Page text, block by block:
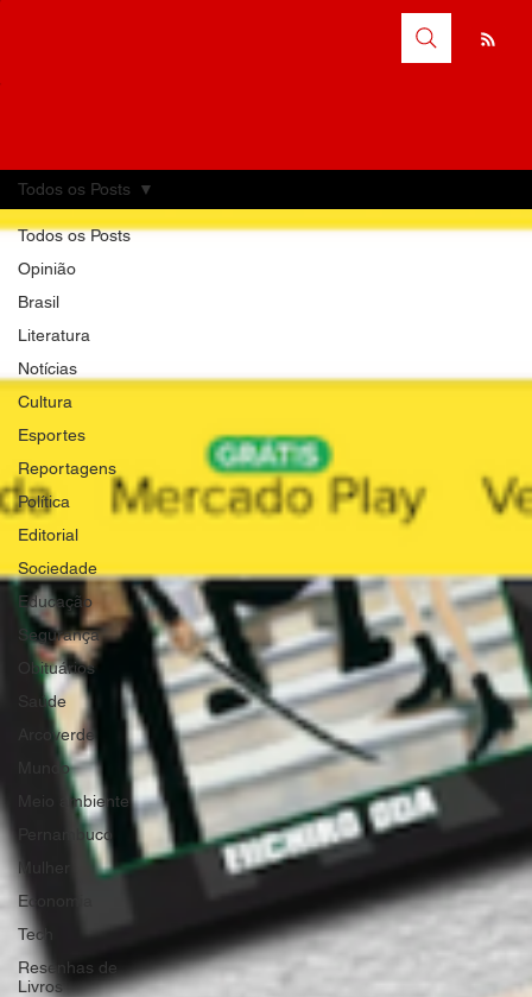
Todos os Posts
Opinião
Brasil
Literatura
Notícias
Cultura
Esportes
Reportagens
Política
Editorial
Sociedade
Educação
Segurança
Obituários
Saúde
Arcoverde
Mundo
Meio ambiente
Pernambuco
Mulher
Economia
Tech
Resenhas de
Livros
Todos os Posts